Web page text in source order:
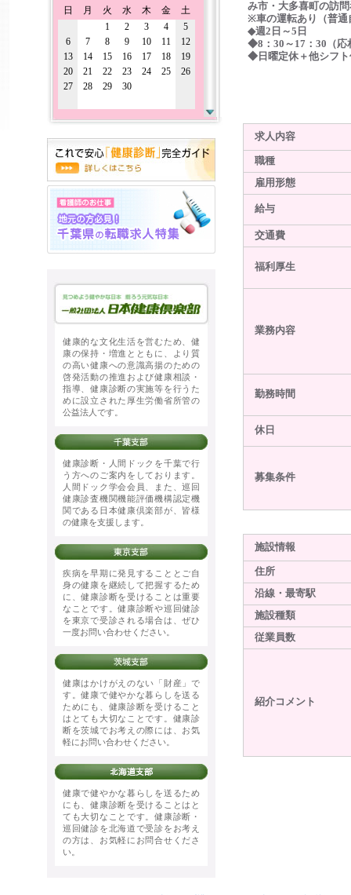
日
月 火 水 木 金
土
1
2 3 4
5
6
7 8 9 10 11
12
13
14 15 16 17 18
19
20
21 22 23 24 25
26
27
28 29 30
健康的な文化生活を営むため、健
康の保持・増進とともに、より質
の高い健康への意識高揚のための
啓発活動の推進および健康相談・
指導、健康診断の実施等を行うた
めに設立された厚生労働省所管の
公益法人です。
健康診断・人間ドックを千葉で行
う方へのご案内をしております。
人間ドック学会会員、また、巡回
健康診査機関機能評価機構認定機
関である日本健康倶楽部が、皆様
の健康を支援します。
疾病を早期に発見することとご自
身の健康を継続して把握するため
に、健康診断を受けることは重要
なことです。健康診断や巡回健診
を東京で受診される場合は、ぜひ
一度お問い合わせください。
健康はかけがえのない「財産」で
す。健康で健やかな暮らしを送る
ためにも、健康診断を受けること
はとても大切なことです。健康診
断を茨城でお考えの際には、お気
軽にお問い合わせください。
健康で健やかな暮らしを送るため
にも、健康診断を受けることはと
ても大切なことです。健康診断・
巡回健診を北海道で受診をお考え
の方は、お気軽にお問合せくださ
い。
み市・大多喜町の訪
※車の運転あり（普通
◆週2日～5日
◆8：30～17：30（応
◆日曜定休＋他シフト
求人内容
職種
雇用形態
給与
交通費
福利厚生
業務内容
勤務時間
休日
募集条件
施設情報
住所
沿線・最寄駅
施設種類
従業員数
紹介コメント